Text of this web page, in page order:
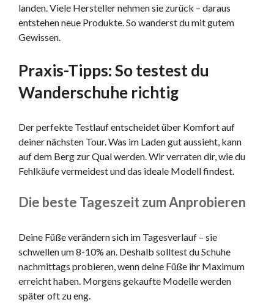
landen. Viele Hersteller nehmen sie zurück – daraus
entstehen neue Produkte. So wanderst du mit gutem
Gewissen.
Praxis-Tipps: So testest du
Wanderschuhe richtig
Der perfekte Testlauf entscheidet über Komfort auf
deiner nächsten Tour. Was im Laden gut aussieht, kann
auf dem Berg zur Qual werden. Wir verraten dir, wie du
Fehlkäufe vermeidest und das ideale Modell findest.
Die beste Tageszeit zum Anprobieren
Deine Füße verändern sich im Tagesverlauf – sie
schwellen um 8-10% an. Deshalb solltest du Schuhe
nachmittags probieren, wenn deine Füße ihr Maximum
erreicht haben. Morgens gekaufte Modelle werden
später oft zu eng.